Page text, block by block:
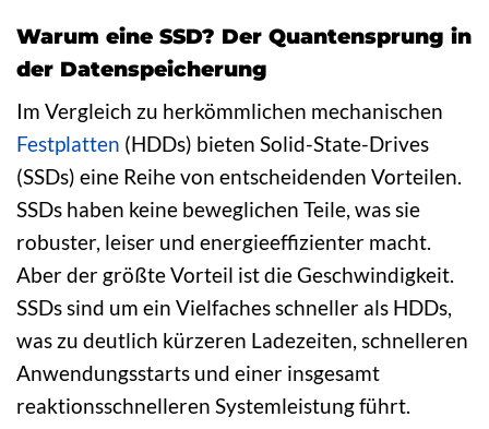
Warum eine SSD? Der Quantensprung in
der Datenspeicherung
Im Vergleich zu herkömmlichen mechanischen
Festplatten (HDDs) bieten Solid-State-Drives
(SSDs) eine Reihe von entscheidenden Vorteilen.
SSDs haben keine beweglichen Teile, was sie
robuster, leiser und energieeffizienter macht.
Aber der größte Vorteil ist die Geschwindigkeit.
SSDs sind um ein Vielfaches schneller als HDDs,
was zu deutlich kürzeren Ladezeiten, schnelleren
Anwendungsstarts und einer insgesamt
reaktionsschnelleren Systemleistung führt.